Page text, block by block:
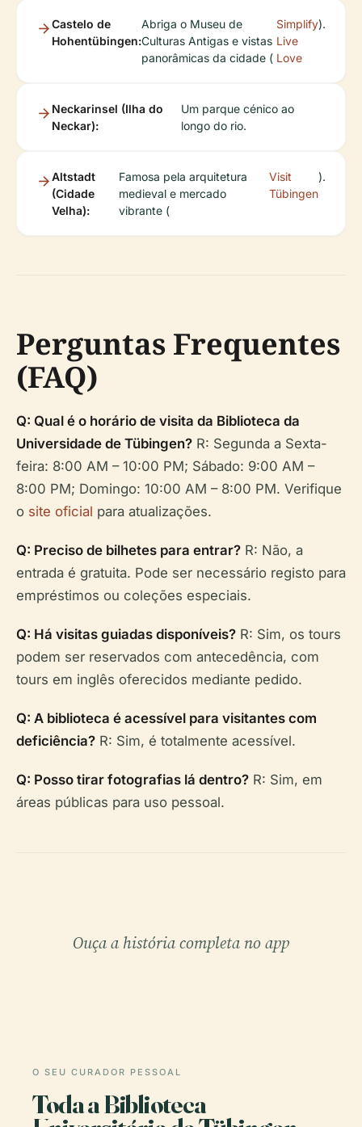
Castelo de
Hohentübingen:
Abriga o Museu de
Culturas Antigas e vistas
panorâmicas da cidade (
Simplify
Live
Love
).
Neckarinsel (Ilha do
Neckar):
Um parque cénico ao
longo do rio.
Altstadt
(Cidade
Velha):
Famosa pela arquitetura
medieval e mercado
vibrante (
Visit
Tübingen
).
Perguntas Frequentes
(FAQ)
Q: Qual é o horário de visita da Biblioteca da
Universidade de Tübingen? R: Segunda a Sexta-
feira: 8:00 AM – 10:00 PM; Sábado: 9:00 AM –
8:00 PM; Domingo: 10:00 AM – 8:00 PM. Verifique
o site oficial para atualizações.
Q: Preciso de bilhetes para entrar? R: Não, a
entrada é gratuita. Pode ser necessário registo para
empréstimos ou coleções especiais.
Q: Há visitas guiadas disponíveis? R: Sim, os tours
podem ser reservados com antecedência, com
tours em inglês oferecidos mediante pedido.
Q: A biblioteca é acessível para visitantes com
deficiência? R: Sim, é totalmente acessível.
Q: Posso tirar fotografias lá dentro? R: Sim, em
áreas públicas para uso pessoal.
Ouça a história completa no app
O SEU CURADOR PESSOAL
Toda a Biblioteca